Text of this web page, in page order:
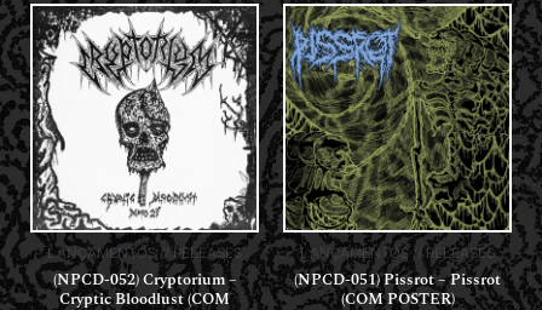
LANÇAMENTOS // RELEASES
(NPCD-052) Cryptorium –
Cryptic Bloodlust (COM
LANÇAMENTOS // RELEASES
(NPCD-051) Pissrot – Pissrot
(COM POSTER)